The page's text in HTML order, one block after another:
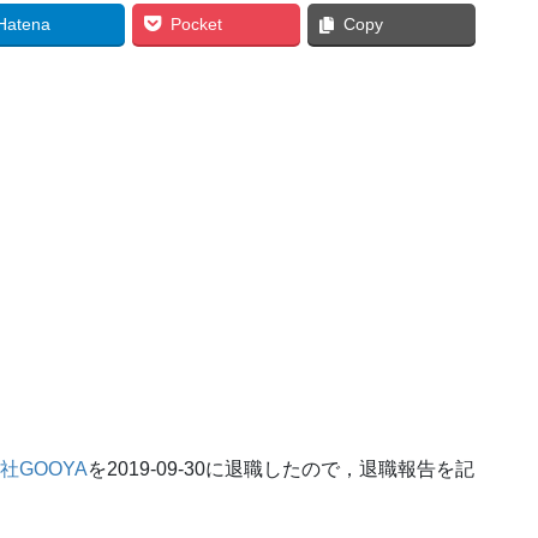
Pocket Copy
GOOYAを2019-09-30に退職したので，退職報告を記